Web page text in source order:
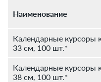
Наименование
Календарные курсоры
33 см, 100 шт.*
Календарные курсоры
38 см, 100 шт.*